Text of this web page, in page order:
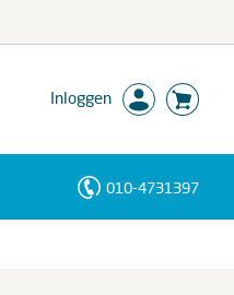
Inloggen
010-4731397